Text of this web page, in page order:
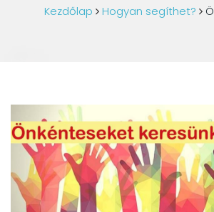
Kezdőlap Hogyan segíthet?